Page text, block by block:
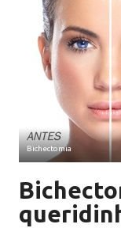
Bichectomia